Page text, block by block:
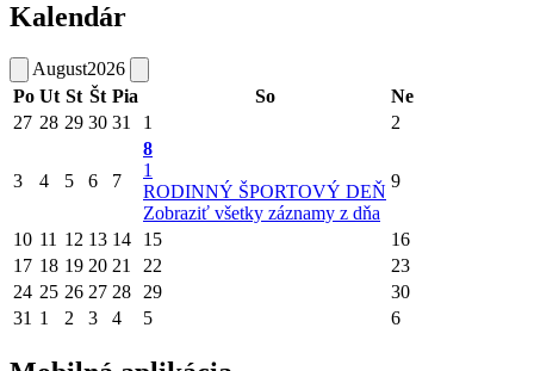
Kalendár
August2026
Po Ut St Št Pia So
Ne
27 28 29 30 31 1 2
3 4 5 6 7
8
1
RODINNÝ ŠPORTOVÝ DEŇ
Zobraziť všetky záznamy z dňa
9
10 11 12 13 14 15
16
17 18 19 20 21 22
23
24 25 26 27 28 29
30
31 1 2 3 4 5 6